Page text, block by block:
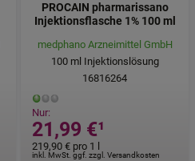
PROCAIN pharmarissano
Injektionsflasche 1% 100 ml
medphano Arzneimittel GmbH
100ml Injektionslösung
16816264
Nur:
21,99 €¹
inkl. MwSt. ggf. zzgl. Versandkosten
219,90 € pro 1 l